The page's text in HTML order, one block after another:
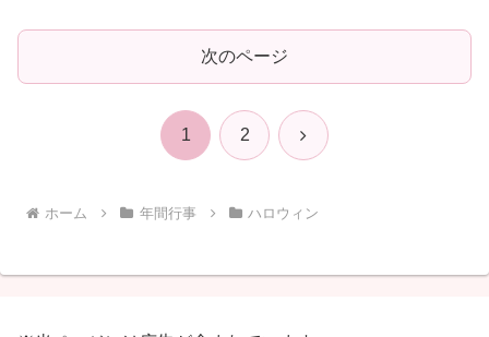
次のページ
1 2 次
ホーム 年間行事 ハロウィン